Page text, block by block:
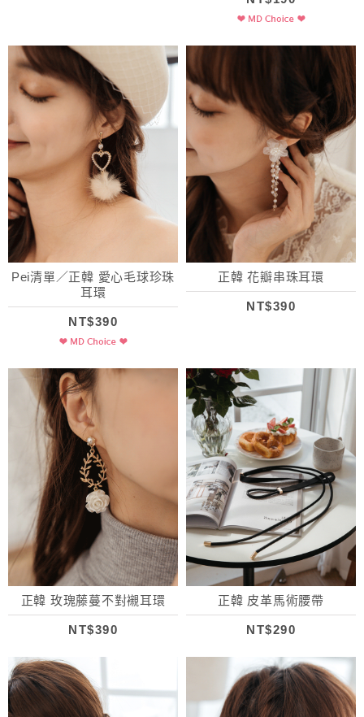
Pei清單／正韓 愛心毛球珍珠
耳環
NT$390
正韓 花瓣串珠耳環
NT$390
正韓 玫瑰藤蔓不對襯耳環
NT$390
正韓 皮革馬術腰帶
NT$290